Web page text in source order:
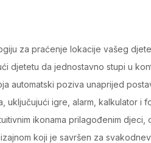
za praćenje lokacije vašeg
djetetu da jednostavno stupi u
automatski poziva unaprijed
uključujući igre, alarm, kalkulator
ikonama prilagođenim djeci,
koji je savršen za